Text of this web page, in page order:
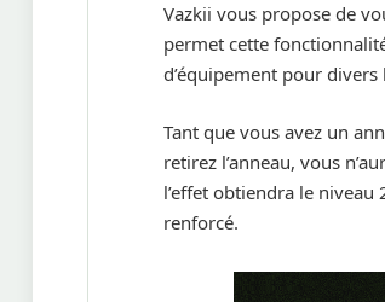
Vazkii vous propose de
permet cette
d’équipement pour divers
Tant que vous avez un
retirez l’anneau, vous
l’effet obtiendra le
renforcé.